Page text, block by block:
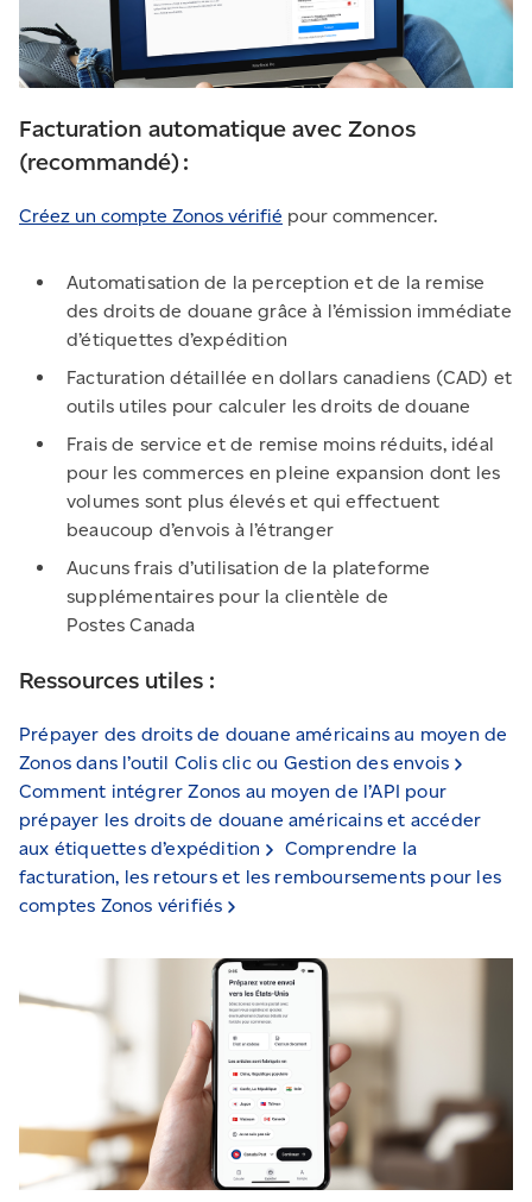
Facturation automatique avec Zonos
(recommandé) :
Créez un compte Zonos vérifié pour commencer.
Automatisation de la perception et de la remise
des droits de douane grâce à l’émission immédiate
d’étiquettes d’expédition
Facturation détaillée en dollars canadiens (CAD) et
outils utiles pour calculer les droits de douane
Frais de service et de remise moins réduits, idéal
pour les commerces en pleine expansion dont les
volumes sont plus élevés et qui effectuent
beaucoup d’envois à l’étranger
Aucuns frais d’utilisation de la plateforme
supplémentaires pour la clientèle de
Postes Canada
Ressources utiles :
Prépayer des droits de douane américains au moyen de
Zonos dans l’outil Colis clic ou Gestion desenvois
Comment intégrer Zonos au moyen de l’API pour
prépayer les droits de douane américains et accéder
aux étiquettes d’expédition
Comprendre la
facturation, les retours et les remboursements pour les
comptes Zonos vérifiés